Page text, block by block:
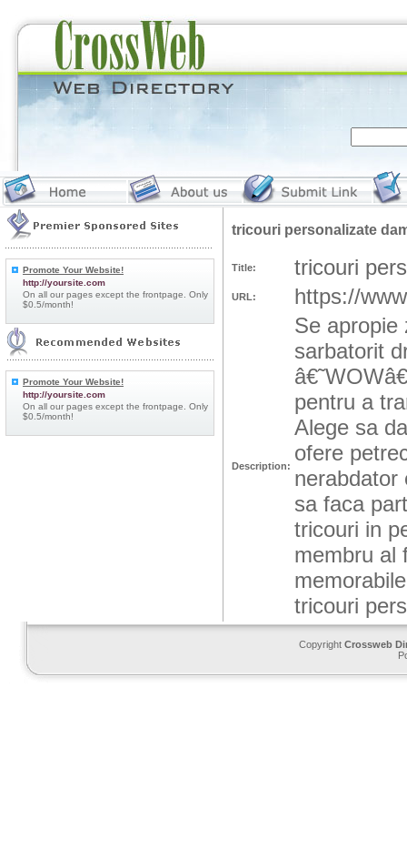
Promote Your Website!
http://yoursite.com
On all our pages except the frontpage. Only
$0.5/month!
Promote Your Website!
http://yoursite.com
On all our pages except the frontpage. Only
$0.5/month!
tricouri personalizate
Title: tricouri
URL: https://
Description:
Se apropie
sarbatorit
pentru a
Alege sa
ofere
nerabdator
sa faca
tricouri in
membru al
tricouri
Copyright Crossweb